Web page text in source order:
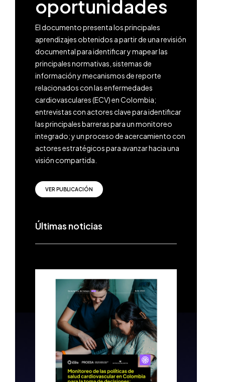
oportunidades
El documento presenta los principales
aprendizajes obtenidos a partir de una revisión
documental para identificar y mapear las
principales normativas, sistemas de
información y mecanismos de reporte
relacionados con las enfermedades
cardiovasculares (ECV) en Colombia;
entrevistas con actores clave para identificar
las principales barreras para un monitoreo
integrado; y un proceso de acercamiento con
actores estratégicos para avanzar hacia una
visión compartida.
VER PUBLICACIÓN
Últimas noticias